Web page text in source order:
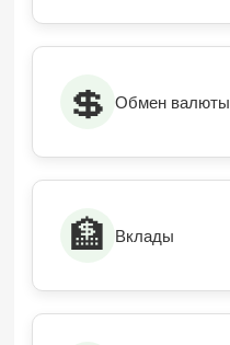
💲 Обмен валюты
🏦 Вклады